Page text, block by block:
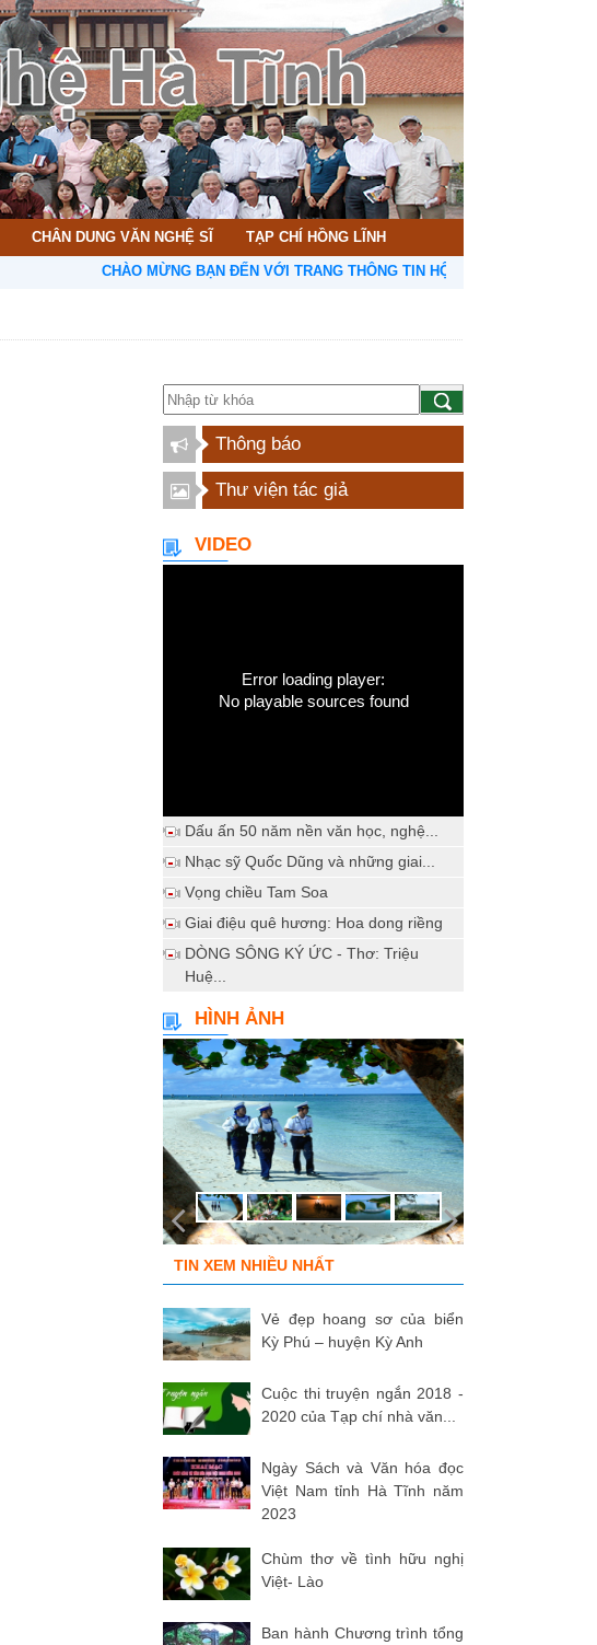
CHÂN DUNG VĂN NGHỆ SĨ TẠP CHÍ HỒNG LĨNH
CHÀO MỪNG BẠN ĐẾN VỚI TRANG THÔNG TIN HỘI LIÊN HIỆP VĂN HỌC
Thông báo
Thư viện tác giả
VIDEO
Error loading player:
No playable sources found
Dấu ấn 50 năm nền văn học, nghệ...
Nhạc sỹ Quốc Dũng và những giai...
Vọng chiều Tam Soa
Giai điệu quê hương: Hoa dong riềng
DÒNG SÔNG KÝ ỨC - Thơ: Triệu
Huệ...
HÌNH ẢNH
TIN XEM NHIỀU NHẤT
Vẻ đẹp hoang sơ của biển
Kỳ Phú – huyện Kỳ Anh
Cuộc thi truyện ngắn 2018 -
2020 của Tạp chí nhà văn...
Ngày Sách và Văn hóa đọc
Việt Nam tỉnh Hà Tĩnh năm
2023
Chùm thơ về tình hữu nghị
Việt- Lào
Ban hành Chương trình tổng